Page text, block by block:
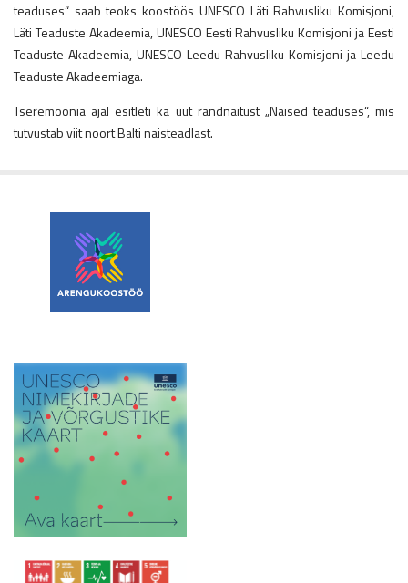
teaduses“ saab teoks koostöös UNESCO Läti Rahvusliku Komisjoni,
Läti Teaduste Akadeemia, UNESCO Eesti Rahvusliku Komisjoni ja Eesti
Teaduste Akadeemia, UNESCO Leedu Rahvusliku Komisjoni ja Leedu
Teaduste Akadeemiaga.
Tseremoonia ajal esitleti ka uut rändnäitust „Naised teaduses“, mis
tutvustab viit noort Balti naisteadlast.